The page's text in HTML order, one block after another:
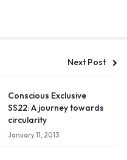
Next Post
Conscious Exclusive
SS22: A journey towards
circularity
January 11, 2013